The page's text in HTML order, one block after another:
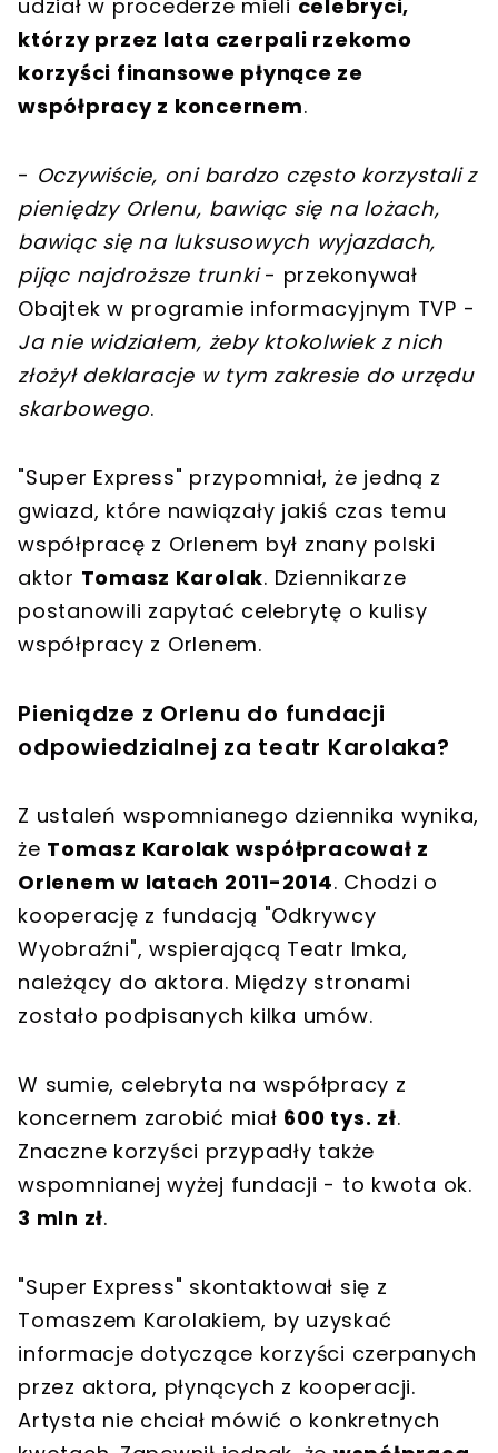
udział w procederze mieli celebryci,
którzy przez lata czerpali rzekomo
korzyści finansowe płynące ze
współpracy z koncernem.
- Oczywiście, oni bardzo często korzystali z
pieniędzy Orlenu, bawiąc się na lożach,
bawiąc się na luksusowych wyjazdach,
pijąc najdroższe trunki- przekonywał
Obajtek w programie informacyjnym TVP -
Ja nie widziałem, żeby ktokolwiek z nich
złożył deklaracje w tym zakresie do urzędu
skarbowego.
"Super Express" przypomniał, że jedną z
gwiazd, które nawiązały jakiś czas temu
współpracę z Orlenem był znany polski
aktor Tomasz Karolak. Dziennikarze
postanowili zapytać celebrytę o kulisy
współpracy z Orlenem.
Pieniądze z Orlenu do fundacji
odpowiedzialnej za teatr Karolaka?
Z ustaleń wspomnianego dziennika wynika,
że Tomasz Karolak współpracował z
Orlenem w latach 2011-2014. Chodzi o
kooperację z fundacją "Odkrywcy
Wyobraźni", wspierającą Teatr Imka,
należący do aktora. Między stronami
zostało podpisanych kilka umów.
W sumie, celebryta na współpracy z
koncernem zarobić miał 600 tys. zł.
Znaczne korzyści przypadły także
wspomnianej wyżej fundacji - to kwota ok.
3 mln zł.
"Super Express" skontaktował się z
Tomaszem Karolakiem, by uzyskać
informacje dotyczące korzyści czerpanych
przez aktora, płynących z kooperacji.
Artysta nie chciał mówić o konkretnych